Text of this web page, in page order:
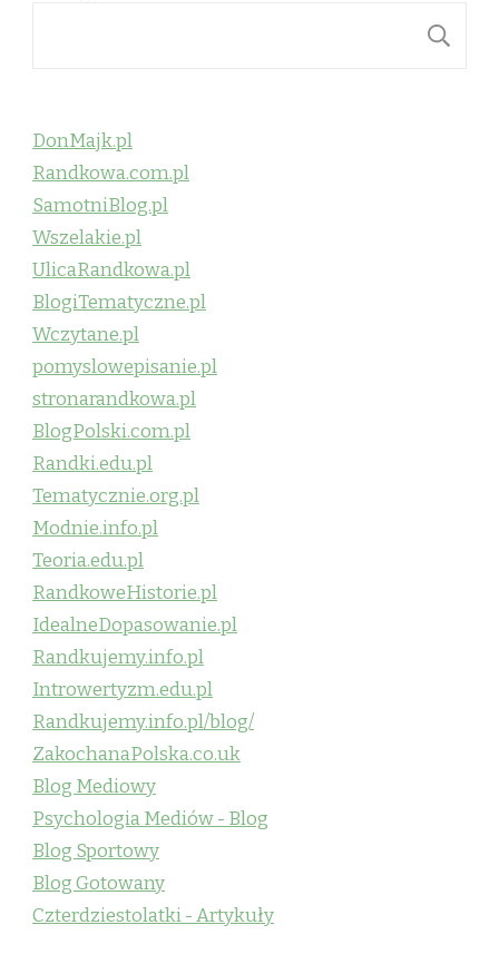
DonMajk.pl
Randkowa.com.pl
SamotniBlog.pl
Wszelakie.pl
UlicaRandkowa.pl
BlogiTematyczne.pl
Wczytane.pl
pomyslowepisanie.pl
stronarandkowa.pl
BlogPolski.com.pl
Randki.edu.pl
Tematycznie.org.pl
Modnie.info.pl
Teoria.edu.pl
RandkoweHistorie.pl
IdealneDopasowanie.pl
Randkujemy.info.pl
Introwertyzm.edu.pl
Randkujemy.info.pl/blog/
ZakochanaPolska.co.uk
Blog Mediowy
Psychologia Mediów - Blog
Blog Sportowy
Blog Gotowany
Czterdziestolatki - Artykuły